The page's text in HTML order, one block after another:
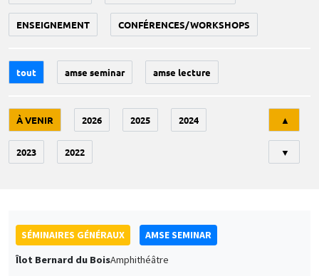
ENSEIGNEMENT CONFÉRENCES/WORKSHOPS
tout amse seminar amse lecture
À VENIR 2026 2025 2024
2023 2022
▲
▼
SÉMINAIRES GÉNÉRAUX
AMSE SEMINAR
Îlot Bernard du BoisAmphithéâtre